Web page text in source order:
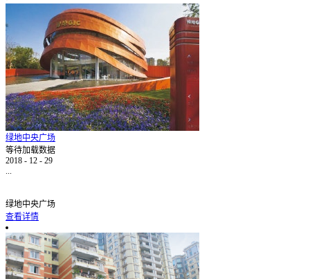
绿地中央广场
等待加载数据
2018 - 12 - 29
...
绿地中央广场
查看详情